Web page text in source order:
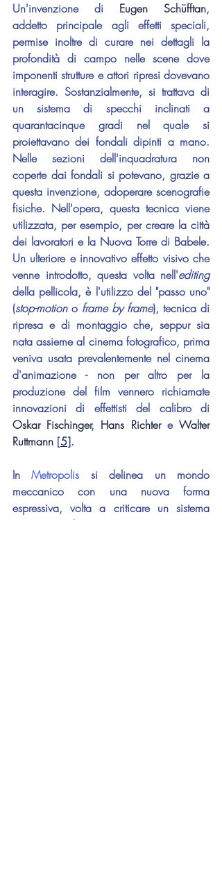
Un'invenzione di Eugen Schüfftan,
addetto principale agli effetti speciali,
permise inoltre di curare nei dettagli la
profondità di campo nelle scene dove
imponenti strutture e attori ripresi dovevano
interagire. Sostanzialmente, si trattava di
un sistema di specchi inclinati a
quarantacinque gradi nel quale si
proiettavano dei fondali dipinti a mano.
Nelle sezioni dell'inquadratura non
coperte dai fondali si potevano, grazie a
questa invenzione, adoperare scenografie
fisiche. Nell'opera, questa tecnica viene
utilizzata, per esempio, per creare la città
dei lavoratori e la Nuova Torre di Babele.
Un ulteriore e innovativo effetto visivo che
venne introdotto, questa volta nell'editing
della pellicola, è l'utilizzo del "passo uno"
(stop-motion o frame by frame), tecnica di
ripresa e di montaggio che, seppur sia
nata assieme al cinema fotografico, prima
veniva usata prevalentemente nel cinema
d'animazione - non per altro per la
produzione del film vennero richiamate
Oskar Fischinger, Hans Richter e Walter
Ruttmann [5].
In Metropolis si delinea un mondo
meccanico con una nuova forma
espressiva, volta a criticare un sistema
tanto complesso e avanzato quanto